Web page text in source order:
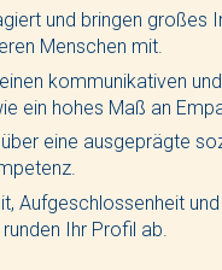
und bringen großes
Menschen mit.
kommunikativen
ein hohes Maß an
eine ausgeprägte
Aufgeschlossenheit
Ihr Profil ab.